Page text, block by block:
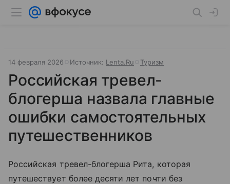
14 февраля 2026 Источник: Lenta.Ru Туризм
Российская тревел-
блогерша назвала главные
ошибки самостоятельных
путешественников
Российская тревел-блогерша Рита, которая
путешествует более десяти лет почти без